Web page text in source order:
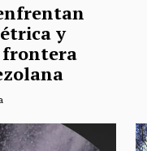
y
frontera